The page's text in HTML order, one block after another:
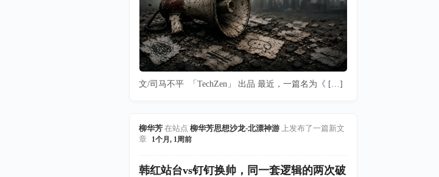
文/司马不平 「TechZen」 出品 最近，一篇名为《 […]
柳华芳在站点 柳华芳思想沙龙-北漂神游上发布了一篇新文
章
1个月, 1周前
韩红站台vs钉钉换帅，同一套逻辑的两次破